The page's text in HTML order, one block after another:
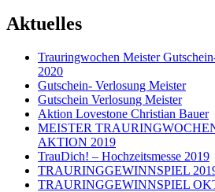
Aktuelles
Trauringwochen Meister
2020
Gutschein- Verlosung Meister
Gutschein Verlosung Meister
Aktion Lovestone Christian Bauer
MEISTER
AKTION 2019
TrauDich! – Hochzeitsmesse 2019
TRAURINGGEWINNSPIEL
TRAURINGGEWINNSPIEL